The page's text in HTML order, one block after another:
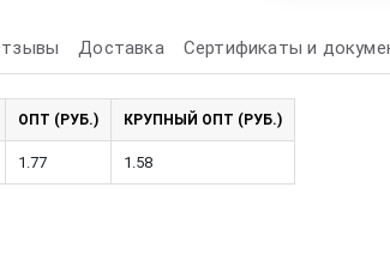
Доставка Сертификаты и
ОПТ (РУБ.) КРУПНЫЙ ОПТ (РУБ.)
1.77 1.58